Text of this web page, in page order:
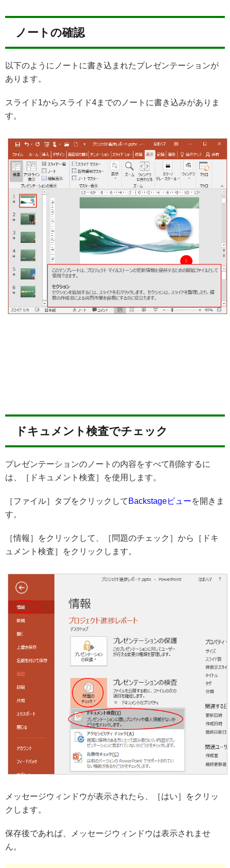
ノートの確認
以下のようにノートに書き込まれたプレゼンテーションが
あります。
スライド1からスライド4までのノートに書き込みがありま
す。
ドキュメント検査でチェック
プレゼンテーションのノートの内容をすべて削除するに
は、［ドキュメント検査］を使用します。
［ファイル］タブをクリックして Backstageビューを開きま
す。
［情報］をクリックして、［問題のチェック］から［ドキ
ュメント検査］をクリックします。
メッセージウィンドウが表示されたら、［はい］をクリッ
クします。
保存後であれば、メッセージウィンドウは表示されませ
ん。